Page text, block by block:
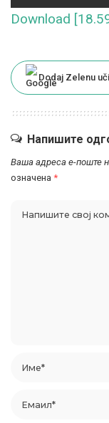
Download
Dodaj Zelenu
Напишите
Ваша адреса е-поште
означена *